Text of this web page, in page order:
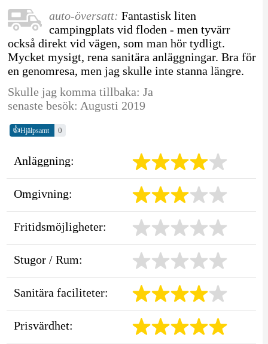
auto-översatt: Fantastisk liten
campingplats vid floden - men tyvärr
också direkt vid vägen, som man hör tydligt.
Mycket mysigt, rena sanitära anläggningar. Bra för
en genomresa, men jag skulle inte stanna längre.
Skulle jag komma tillbaka: Ja
senaste besök: Augusti 2019
👍Hjälpsamt 0
Anläggning:
Omgivning:
Fritidsmöjligheter:
Stugor / Rum:
Sanitära faciliteter:
Prisvärdhet: